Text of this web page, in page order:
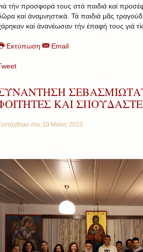
τήν προσφορά τους στά παιδιά καί
καί ἀναμνηστικά. Τά παιδιά μᾶς
καί ἀνανέωσαν τήν ἐπαφή τους γιά
Εκτύπωση Email
ΚΑΙ
στις 10 Μαϊος 2023.